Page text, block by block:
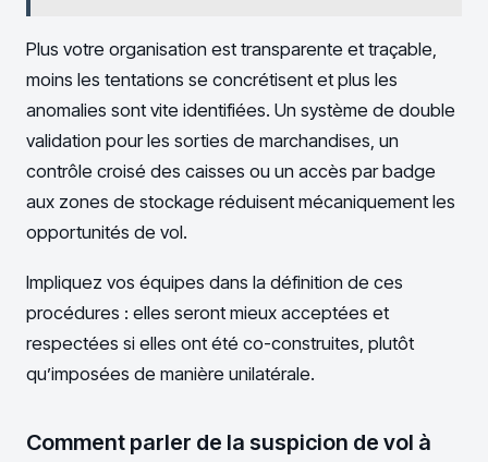
Plus votre organisation est transparente et traçable,
moins les tentations se concrétisent et plus les
anomalies sont vite identifiées. Un système de double
validation pour les sorties de marchandises, un
contrôle croisé des caisses ou un accès par badge
aux zones de stockage réduisent mécaniquement les
opportunités de vol.
Impliquez vos équipes dans la définition de ces
procédures : elles seront mieux acceptées et
respectées si elles ont été co-construites, plutôt
qu’imposées de manière unilatérale.
Comment parler de la suspicion de vol à